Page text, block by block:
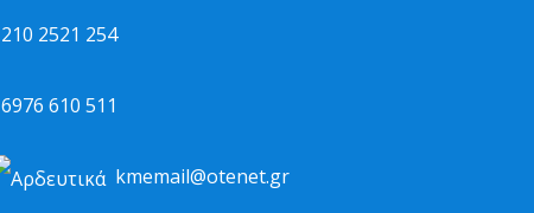
210 2521 254
6976 610 511
kmemail@otenet.gr